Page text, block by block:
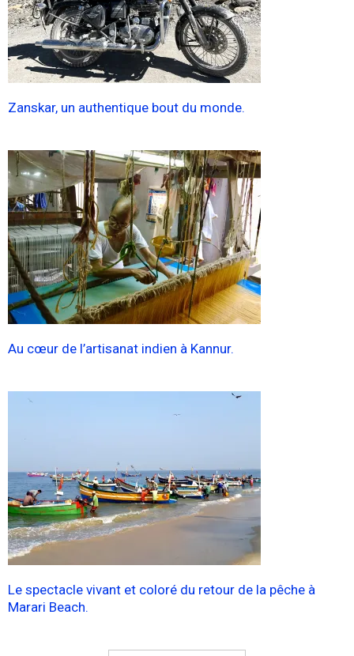
Zanskar, un authentique bout du monde.
Au cœur de l’artisanat indien à Kannur.
Le spectacle vivant et coloré du retour de la pêche à
Marari Beach.